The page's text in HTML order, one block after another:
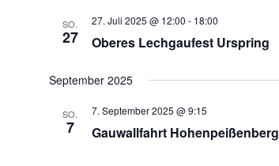
SO.
27
27. Juli 2025 @ 12:00 - 18:00
Oberes Lechgaufest Urspring
September 2025
SO.
7
7. September 2025 @ 9:15
Gauwallfahrt Hohenpeißenberg